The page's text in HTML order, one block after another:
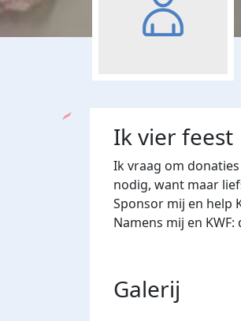
Ik vier feest
Ik vraag om
nodig, want maar
Sponsor mij en help
Namens mij en KWF:
Galerij